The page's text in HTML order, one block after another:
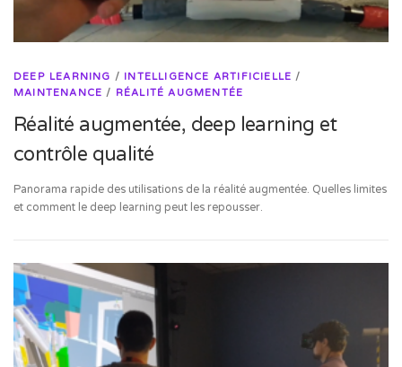
DEEP LEARNING / INTELLIGENCE ARTIFICIELLE /
MAINTENANCE / RÉALITÉ AUGMENTÉE
Réalité augmentée, deep learning et
contrôle qualité
Panorama rapide des utilisations de la réalité augmentée. Quelles limites
et comment le deep learning peut les repousser.